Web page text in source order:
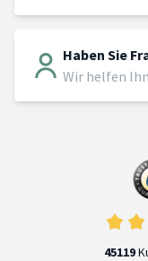
Haben Sie
Wir helfen
45119